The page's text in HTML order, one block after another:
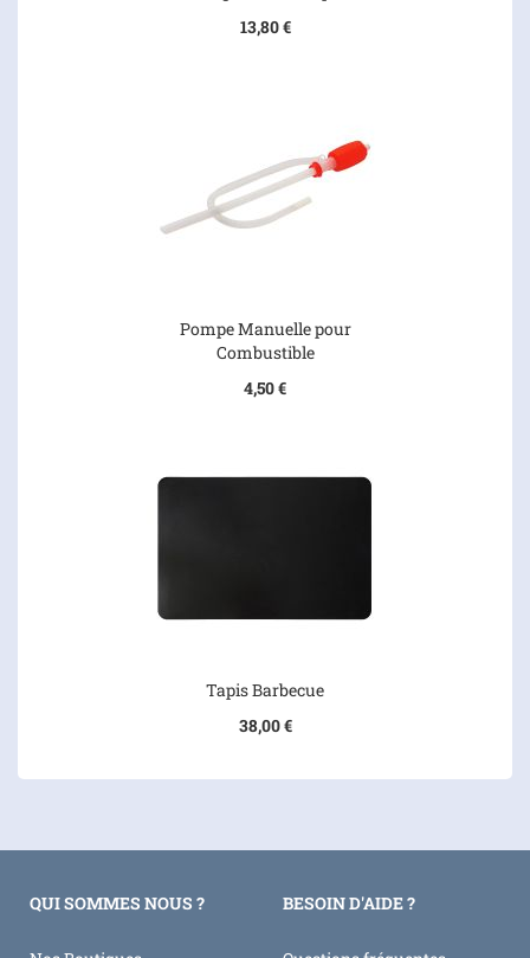
13,80 €
Pompe Manuelle pour
Combustible
4,50 €
Tapis Barbecue
38,00 €
QUI SOMMES NOUS ? BESOIN D'AIDE ?